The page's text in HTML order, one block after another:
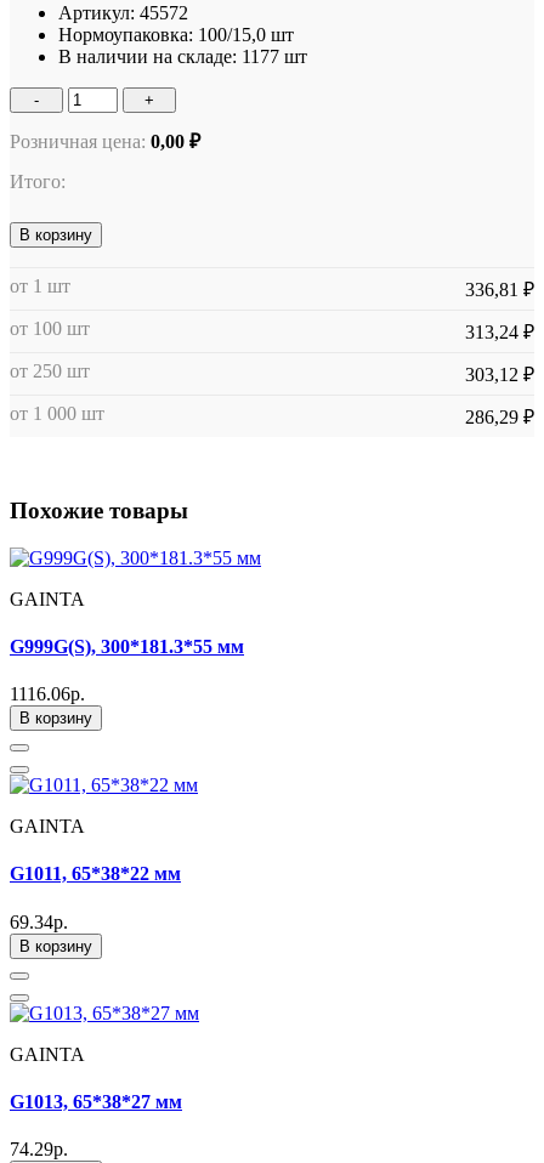
Артикул: 45572
Нормоупаковка: 100/15,0 шт
В наличии на складе: 1177 шт
- +
Розничная цена: 0,00 ₽
Итого:
В корзину
от 1 шт
336,81 ₽
от 100 шт
313,24 ₽
от 250 шт
303,12 ₽
от 1 000 шт
286,29 ₽
Похожие товары
GAINTA
G999G(S), 300*181.3*55 мм
1116.06р.
В корзину
GAINTA
G1011, 65*38*22 мм
69.34р.
В корзину
GAINTA
G1013, 65*38*27 мм
74.29р.